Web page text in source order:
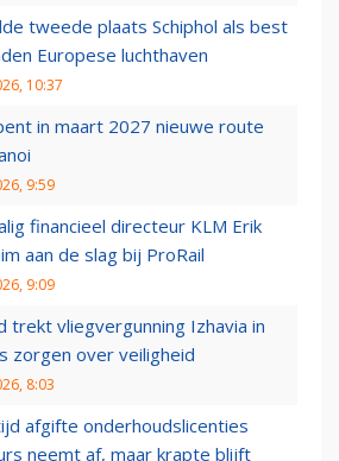
tweede plaats Schiphol als best
Europese luchthaven
10:37
in maart 2027 nieuwe route
9:59
financieel directeur KLM Erik
aan de slag bij ProRail
9:09
trekt vliegvergunning Izhavia in
zorgen over veiligheid
8:03
afgifte onderhoudslicenties
neemt af, maar krapte blijft